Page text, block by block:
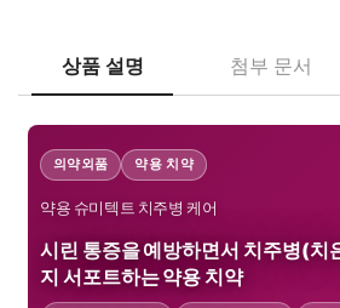
상품 설명 첨부 문서
의약외품 약용 치약
약용 슈미텍트 치주병 케어
시린 통증을 예방하면서 치주병(치
지 서포트하는 약용 치약